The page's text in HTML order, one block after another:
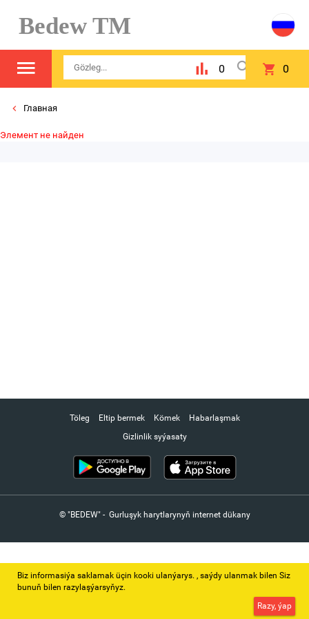
Bedew TM
0 0
Главная
Элемент не найден
Töleg Eltip bermek Kömek
Habarlaşmak
Gizlinlik syýasaty
© "BEDEW" - Gurluşyk harytlarynyň internet dükany
Biz informasiýa saklamak üçin kooki ulanýarys. ‚ saýdy ulanmak bilen Siz
bunuň bilen razylaşýarsyňyz.
Razy, ýap